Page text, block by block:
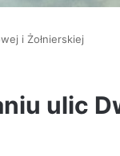
i Żołnierskiej
ulic